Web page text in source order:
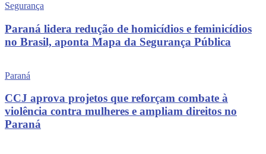
Segurança
Paraná lidera redução de homicídios e feminicídios
no Brasil, aponta Mapa da Segurança Pública
Paraná
CCJ aprova projetos que reforçam combate à
violência contra mulheres e ampliam direitos no
Paraná